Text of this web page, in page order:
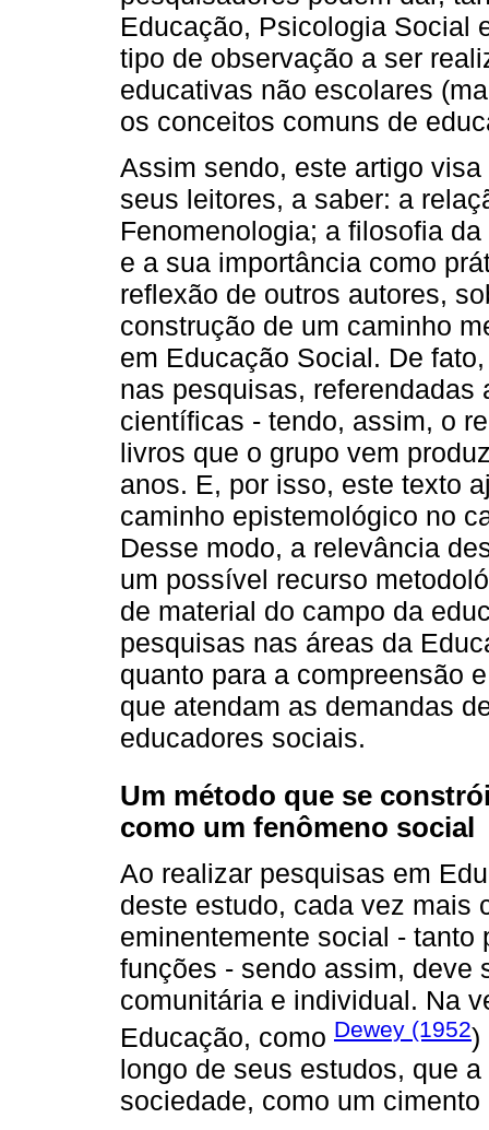
Educação, Psicologia Social
tipo de observação a ser
educativas não escolares
os conceitos comuns de
Assim sendo, este artigo
seus leitores, a saber: a
Fenomenologia; a ﬁlosoﬁa
e a sua importância como
reﬂexão de outros autores,
construção de um caminho
em Educação Social. De
nas pesquisas,
cientíﬁcas - tendo, assim, o
livros que o grupo vem
anos. E, por isso, este texto
caminho epistemológico no
Desse modo, a relevância
um possível recurso
de material do campo da
pesquisas nas áreas da
quanto para a compreensão
que atendam as demandas
educadores sociais.
Um método que se
como um fenômeno social
Ao realizar pesquisas em
deste estudo, cada vez mais
eminentemente social -
funções - sendo assim, deve
comunitária e individual. Na
Educação, como Dewey (1952)
longo de seus estudos, que
sociedade, como um